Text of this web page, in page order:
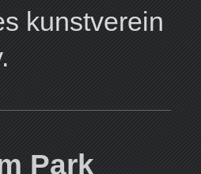
kunstverein
Park